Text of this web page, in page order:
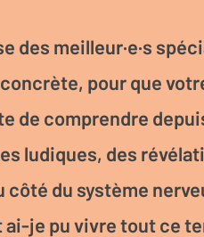
des meilleur·e·s
pour que
de comprendre
ludiques, des
du système
je pu vivre tout ce